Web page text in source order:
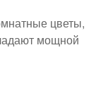
цветы,
мощной